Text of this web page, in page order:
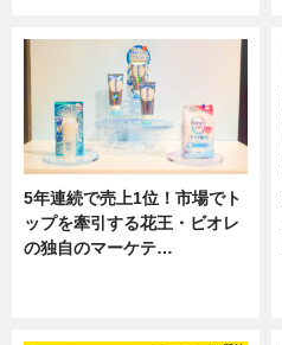
5年連続で売上1位！市場でト
ップを牽引する花王・ビオレ
の独自のマーケテ…